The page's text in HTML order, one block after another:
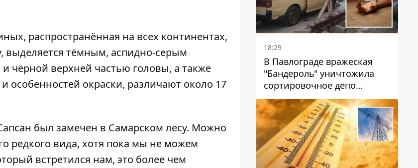
распространённая на всех континентах,
выделяется тёмным, аспидно-серым
чёрной верхней частью головы, а также
особенностей окраски, различают около 17
был замечен в Самарском лесу. Можно
редкого вида, хотя пока мы не можем
встретился нам, это более чем
18:29
В Павлограде вражеская
"Бандероль" уничтожила
сортировочное депо
"Укрпошти" и убила двух
работниц